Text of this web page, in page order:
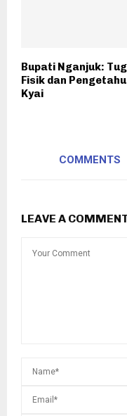
Bupati Nganjuk:
Fisik dan
Kyai
COMMENTS
LEAVE A